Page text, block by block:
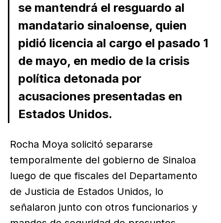
se mantendrá el resguardo al
mandatario sinaloense, quien
pidió licencia al cargo el pasado 1
de mayo, en medio de la crisis
política detonada por
acusaciones presentadas en
Estados Unidos.
Rocha Moya solicitó separarse
temporalmente del gobierno de Sinaloa
luego de que fiscales del Departamento
de Justicia de Estados Unidos, lo
señalaron junto con otros funcionarios y